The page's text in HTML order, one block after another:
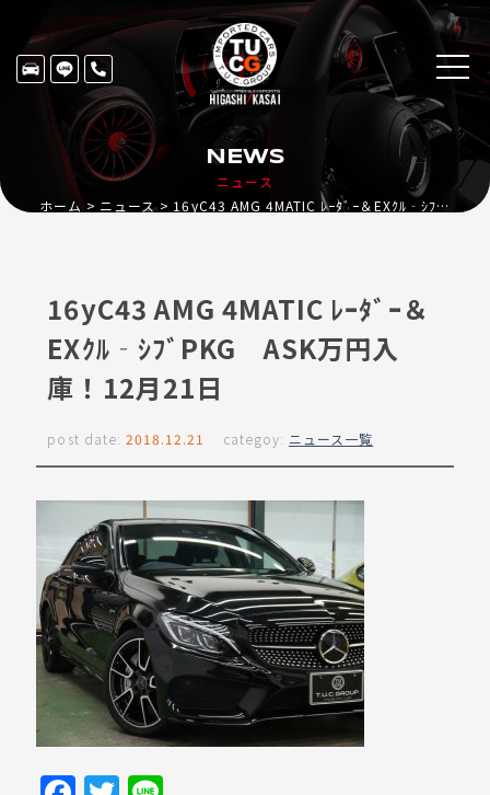
ニュース
NEWS
ホーム ニュース 16yC43 AMG 4MATIC ﾚｰﾀﾞｰ＆EXｸﾙ‐ｼﾌﾞPKG ASK万円入庫！12月21日
16yC43 AMG 4MATIC ﾚｰﾀﾞｰ＆
EXｸﾙ‐ｼﾌﾞPKG ASK万円入
庫！12月21日
post date: 2018.12.21 categoy: ニュース一覧